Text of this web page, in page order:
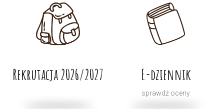
Rekrutacja 2026/2027 E-dziennik
sprawdź oceny